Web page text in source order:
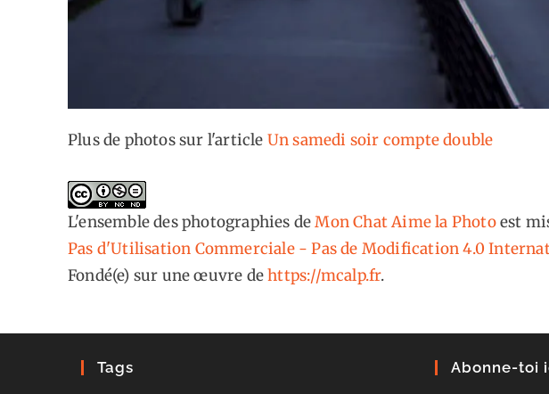
Plus de photos sur l'article Un samedi soir compte double
L'ensemble des photographies deMon Chat Aime la Photoest
Pas d'Utilisation Commerciale - Pas de Modification 4.0
Fondé(e) sur une œuvre dehttps://mcalp.fr.
Tags Abonne-toi